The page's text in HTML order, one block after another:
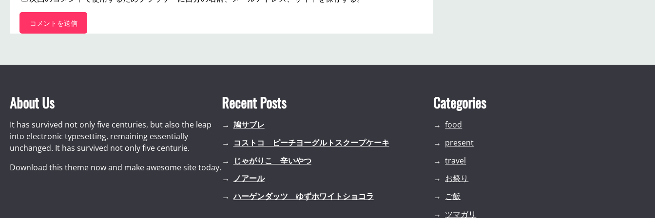
About Us
It has survived not only five centuries, but also the leap
into electronic typesetting, remaining essentially
unchanged. It has survived not only five centurie.
Download this theme now and make awesome site today.
Recent Posts
鳩サブレ
コストコ ピーチヨーグルトスクープケーキ
じゃがりこ 辛いやつ
ノアール
ハーゲンダッツ ゆずホワイトショコラ
Categories
food
present
travel
お祭り
ご飯
ツマガリ